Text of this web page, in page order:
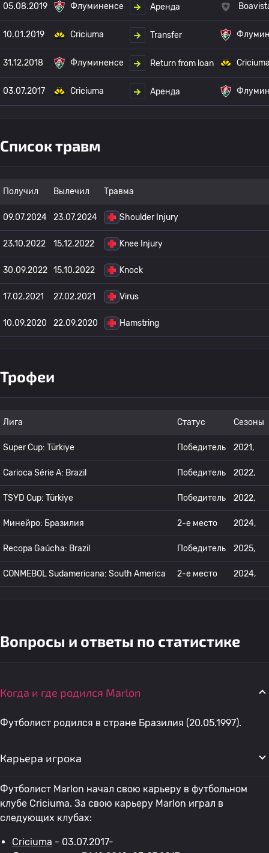
05.08.2019 Флуминенсе Аренда
10.01.2019 Criciuma Transfer
31.12.2018 Флуминенсе Return from loan
03.07.2017 Criciuma Аренда
Список травм
Получил Вылечил Травма
09.07.2024 23.07.2024 Shoulder Injury
23.10.2022 15.12.2022 Knee Injury
30.09.2022 15.10.2022 Knock
17.02.2021 27.02.2021 Virus
10.09.2020 22.09.2020 Hamstring
Трофеи
Лига Статус Сезоны
Super Cup: Türkiye Победитель 2021,
Carioca Série A: Brazil Победитель 2022,
TSYD Cup: Türkiye Победитель 2022,
Минейро: Бразилия 2-е место 2024,
Recopa Gaúcha: Brazil Победитель 2025,
CONMEBOL Sudamericana: South America 2-е место 2024,
Вопросы и ответы по статистике
Когда и где родился Marlon
Футболист родился в стране Бразилия (20.05.1997).
Карьера игрока
Футболист Marlon начал свою карьеру в футбольном
клубе Criciuma. За свою карьеру Marlon играл в
следующих клубах:
Criciuma - 03.07.2017-